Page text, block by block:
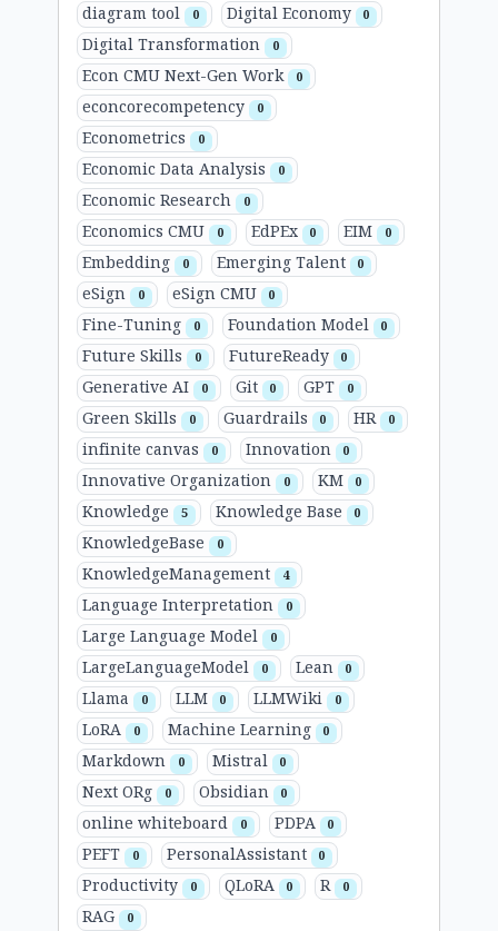
diagram tool 0 Digital Economy 0
Digital Transformation 0
Econ CMU Next-Gen Work 0
econcorecompetency 0
Econometrics 0
Economic Data Analysis 0
Economic Research 0
Economics CMU 0 EdPEx 0 EIM 0
Embedding 0 Emerging Talent 0
eSign 0 eSign CMU 0
Fine-Tuning 0 Foundation Model 0
Future Skills 0 FutureReady 0
Generative AI 0 Git 0 GPT 0
Green Skills 0 Guardrails 0 HR 0
infinite canvas 0 Innovation 0
Innovative Organization 0 KM 0
Knowledge 5 Knowledge Base 0
KnowledgeBase 0
KnowledgeManagement 4
Language Interpretation 0
Large Language Model 0
LargeLanguageModel 0 Lean 0
Llama 0 LLM 0 LLMWiki 0
LoRA 0 Machine Learning 0
Markdown 0 Mistral 0
Next ORg 0 Obsidian 0
online whiteboard 0 PDPA 0
PEFT 0 PersonalAssistant 0
Productivity 0 QLoRA 0 R 0
RAG 0